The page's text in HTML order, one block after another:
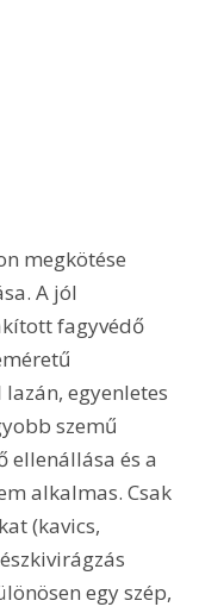
megkötése
A jól
fagyvédő
egyenletes
szemű
ellenállása és a
alkalmas. Csak
(kavics,
egy szép,